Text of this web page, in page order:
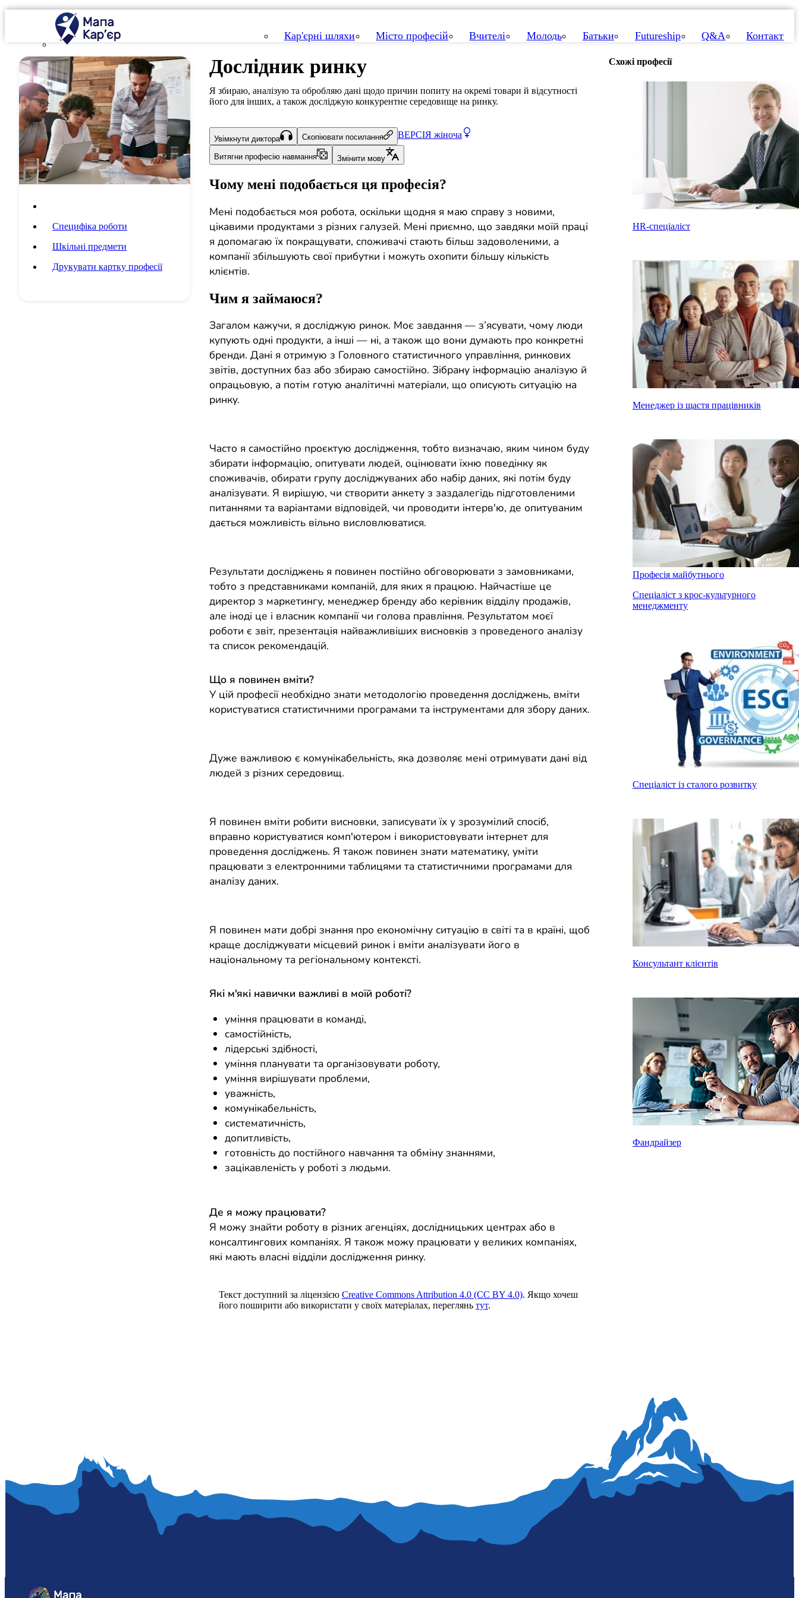
Кар'єрні шляхи Місто професій Вчителі Молодь Батьки Futureship Q&A Контакт
Специфіка роботи
Шкільні предмети
Друкувати картку професії
Дослідник ринку
Я збираю, аналізую та обробляю дані щодо причин попиту на окремі товари й відсутності
його для інших, а також досліджую конкурентне середовище на ринку.
Увімкнути диктора Скопіювати посилання ВЕРСІЯ жіноча
Витягни професію навмання Змінити мову
Чому мені подобається ця професія?
Мені подобається моя робота, оскільки щодня я маю справу з новими,
цікавими продуктами з різних галузей. Мені приємно, що завдяки моїй праці
я допомагаю їх покращувати, споживачі стають більш задоволеними, а
компанії збільшують свої прибутки і можуть охопити більшу кількість
клієнтів.
Чим я займаюся?
Загалом кажучи, я досліджую ринок. Моє завдання — з’ясувати, чому люди
купують одні продукти, а інші — ні, а також що вони думають про конкретні
бренди. Дані я отримую з Головного статистичного управління, ринкових
звітів, доступних баз або збираю самостійно. Зібрану інформацію аналізую й
опрацьовую, а потім готую аналітичні матеріали, що описують ситуацію на
ринку.
Часто я самостійно проєктую дослідження, тобто визначаю, яким чином буду
збирати інформацію, опитувати людей, оцінювати їхню поведінку як
споживачів, обирати групу досліджуваних або набір даних, які потім буду
аналізувати. Я вирішую, чи створити анкету з заздалегідь підготовленими
питаннями та варіантами відповідей, чи проводити інтерв'ю, де опитуваним
дається можливість вільно висловлюватися.
Результати досліджень я повинен постійно обговорювати з замовниками,
тобто з представниками компаній, для яких я працюю. Найчастіше це
директор з маркетингу, менеджер бренду або керівник відділу продажів,
але іноді це і власник компанії чи голова правління. Результатом моєї
роботи є звіт, презентація найважливіших висновків з проведеного аналізу
та список рекомендацій.
Що я повинен вміти?
У цій професії необхідно знати методологію проведення досліджень, вміти
користуватися статистичними програмами та інструментами для збору даних.
Дуже важливою є комунікабельність, яка дозволяє мені отримувати дані від
людей з різних середовищ.
Я повинен вміти робити висновки, записувати їх у зрозумілий спосіб,
вправно користуватися комп'ютером і використовувати інтернет для
проведення досліджень. Я також повинен знати математику, уміти
працювати з електронними таблицями та статистичними програмами для
аналізу даних.
Я повинен мати добрі знання про економічну ситуацію в світі та в країні, щоб
краще досліджувати місцевий ринок і вміти аналізувати його в
національному та регіональному контексті.
Які м'які навички важливі в моїй роботі?
уміння працювати в команді,
самостійність,
лідерські здібності,
уміння планувати та організовувати роботу,
уміння вирішувати проблеми,
уважність,
комунікабельність,
систематичність,
допитливість,
готовність до постійного навчання та обміну знаннями,
зацікавленість у роботі з людьми.
Де я можу працювати?
Я можу знайти роботу в різних агенціях, дослідницьких центрах або в
консалтингових компаніях. Я також можу працювати у великих компаніях,
які мають власні відділи дослідження ринку.
Текст доступний за ліцензією Creative Commons Attribution 4.0 (CC BY 4.0). Якщо хочеш
його поширити або використати у своїх матеріалах, переглянь тут.
Схожі професії
HR-спеціаліст
Менеджер із щастя працівників
Професія майбутнього
Спеціаліст з крос-культурного
менеджменту
Спеціаліст із сталого розвитку
Консультант клієнтів
Фандрайзер